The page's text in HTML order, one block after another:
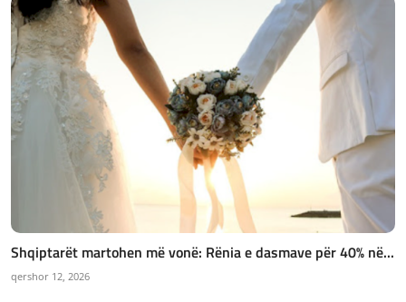
Shqiptarët martohen më vonë: Rënia e dasmave për 40% në...
qershor 12, 2026